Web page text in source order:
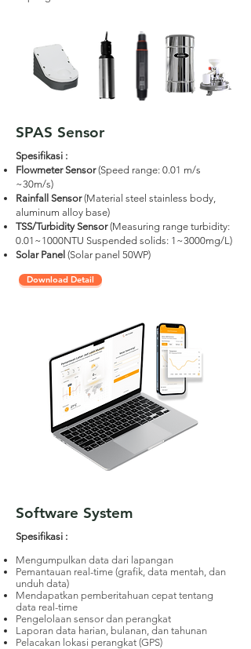
SPAS Sensor
Spesifikasi :
Flowmeter Sensor(Speed range: 0.01 m/s
~30m/s)
Rainfall Sensor(Material steel stainless body,
aluminum alloy base)
TSS/Turbidity Sensor(Measuring range turbidity:
0.01~1000NTU Suspended solids: 1~3000mg/L)
Solar Panel (Solar panel 50WP)
Download Detail
Software System
Spesifikasi :
Mengumpulkan data dari lapangan
Pemantauan real-time (grafik, data mentah, dan
unduh data)
Mendapatkan pemberitahuan cepat tentang
data real-time
Pengelolaan sensor dan perangkat
Laporan data harian, bulanan, dan tahunan
Pelacakan lokasi perangkat (GPS)